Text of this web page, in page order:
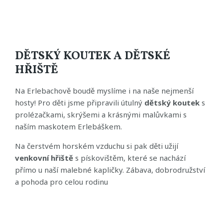
DĚTSKÝ KOUTEK A DĚTSKÉ
HŘIŠTĚ
Na Erlebachově boudě myslíme i na naše nejmenší
hosty! Pro děti jsme připravili útulný dětský koutek s
prolézačkami, skrýšemi a krásnými malůvkami s
naším maskotem Erlebáškem.
Na čerstvém horském vzduchu si pak děti užijí
venkovní hřiště s pískovištěm, které se nachází
přímo u naší malebné kapličky. Zábava, dobrodružství
a pohoda pro celou rodinu